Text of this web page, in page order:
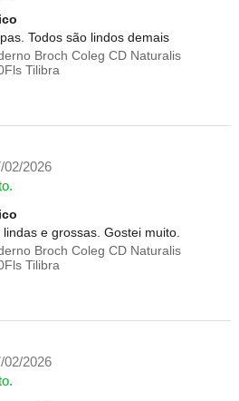
Todos são lindos demais
Broch Coleg CD Naturalis
Tilibra
02/2026
e grossas. Gostei muito.
Broch Coleg CD Naturalis
Tilibra
02/2026